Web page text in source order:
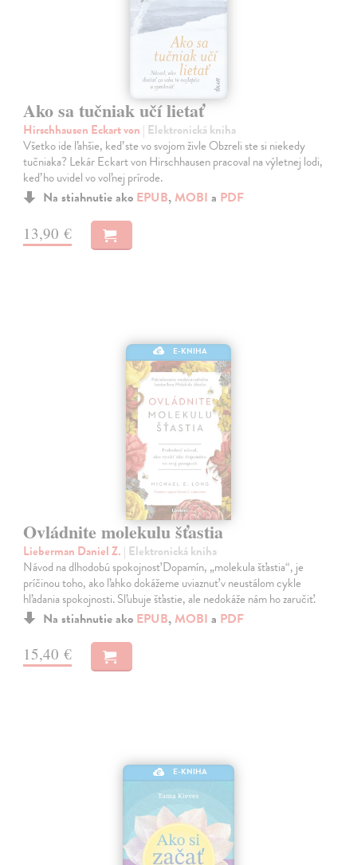
Ako sa tučniak učí lietať
Hirschhausen Eckart von | Elektronická kniha
Všetko ide ľahšie, keď ste vo svojom živle Obzreli ste si niekedy
tučniaka? Lekár Eckart von Hirschhausen pracoval na výletnej lodi,
keď ho uvidel vo voľnej prírode.
Na stiahnutie ako EPUB, MOBI a PDF
13,90 €
E-KNIHA
Ovládnite molekulu šťastia
Lieberman Daniel Z. | Elektronická kniha
Návod na dlhodobú spokojnosť Dopamín, „molekula šťastia“, je
príčinou toho, ako ľahko dokážeme uviaznuť v neustálom cykle
hľadania spokojnosti. Sľubuje šťastie, ale nedokáže nám ho zaručiť.
Na stiahnutie ako EPUB, MOBI a PDF
15,40 €
E-KNIHA